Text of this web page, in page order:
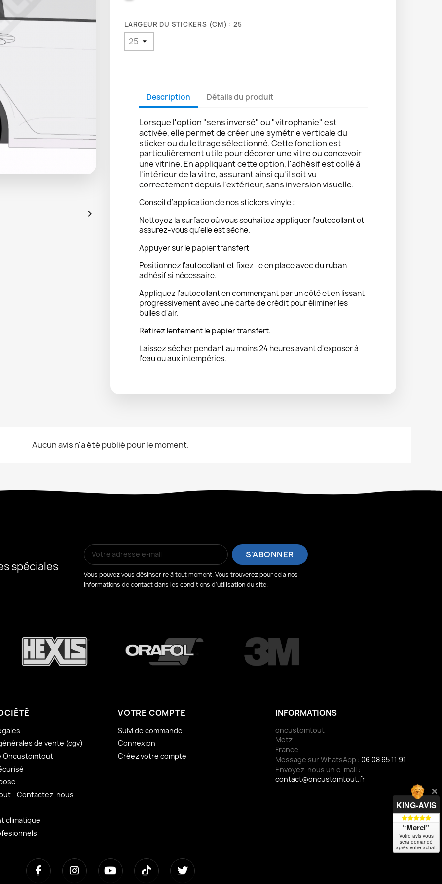

LARGEUR DU STICKERS (CM) : 25
Description Détails du produit
Lorsque l'option "sens inversé" ou "vitrophanie" est
activée, elle permet de créer une symétrie verticale du
sticker ou du lettrage sélectionné. Cette fonction est
particulièrement utile pour décorer une vitre ou concevoir
une vitrine. En appliquant cette option, l'adhésif est collé à
l'intérieur de la vitre, assurant ainsi qu'il soit vu
correctement depuis l'extérieur, sans inversion visuelle.
Conseil d’application de nos stickers vinyle :
Nettoyez la surface où vous souhaitez appliquer l'autocollant et
assurez-vous qu'elle est sèche.
Appuyer sur le papier transfert
Positionnez l'autocollant et fixez-le en place avec du ruban
adhésif si nécessaire.
Appliquez l'autocollant en commençant par un côté et en lissant
progressivement avec une carte de crédit pour éliminer les
bulles d'air.
Retirez lentement le papier transfert.
Laissez sécher pendant au moins 24 heures avant d'exposer à
l'eau ou aux intempéries.
Aucun avis n'a été publié pour le moment.
spéciales
Vous pouvez vous désinscrire à tout moment. Vous trouverez pour cela nos
informations de contact dans les conditions d'utilisation du site.
de vente (cgv)
Oncustomtout
- Contactez-nous
climatique
VOTRE COMPTE
Suivi de commande
Connexion
Créez votre compte
INFORMATIONS
oncustomtout
Metz
France
Message sur WhatsApp : 06 08 65 11 91
Envoyez-nous un e-mail :
contact@oncustomtout.fr
KING-AVIS
“Merci”
Votre avis vous
sera demandé
après votre achat.